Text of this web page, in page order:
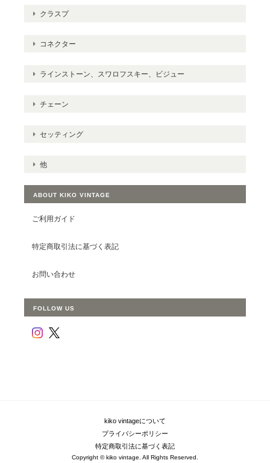
クラスプ
コネクター
ラインストーン、スワロフスキー、ビジュー
チェーン
セッティング
他
ABOUT KIKO VINTAGE
ご利用ガイド
特定商取引法に基づく表記
お問い合わせ
FOLLOW US
kiko vintageについて
プライバシーポリシー
特定商取引法に基づく表記
Copyright © kiko vintage. All Rights Reserved.